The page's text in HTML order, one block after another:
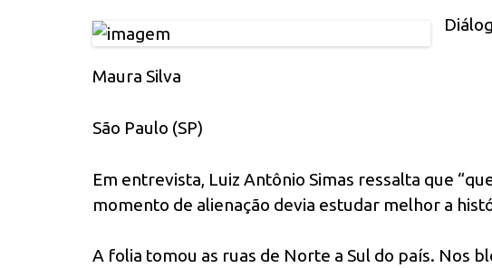
Maura Silva
São Paulo (SP)
Em entrevista, Luiz Antônio Simas ressalta que
momento de alienação devia estudar melhor a
A folia tomou as ruas de Norte a Sul do país. Nos